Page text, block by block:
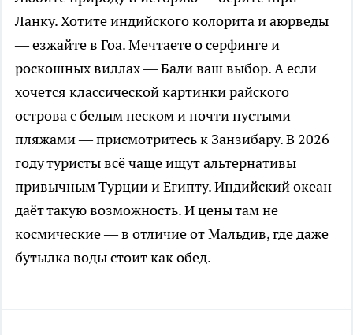
Ланку. Хотите индийского колорита и аюрведы
— езжайте в Гоа. Мечтаете о серфинге и
роскошных виллах — Бали ваш выбор. А если
хочется классической картинки райского
острова с белым песком и почти пустыми
пляжами — присмотритесь к Занзибару. В 2026
году туристы всё чаще ищут альтернативы
привычным Турции и Египту. Индийский океан
даёт такую возможность. И цены там не
космические — в отличие от Мальдив, где даже
бутылка воды стоит как обед.